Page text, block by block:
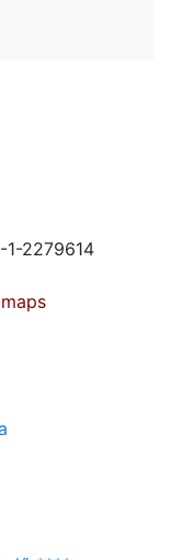
2279614